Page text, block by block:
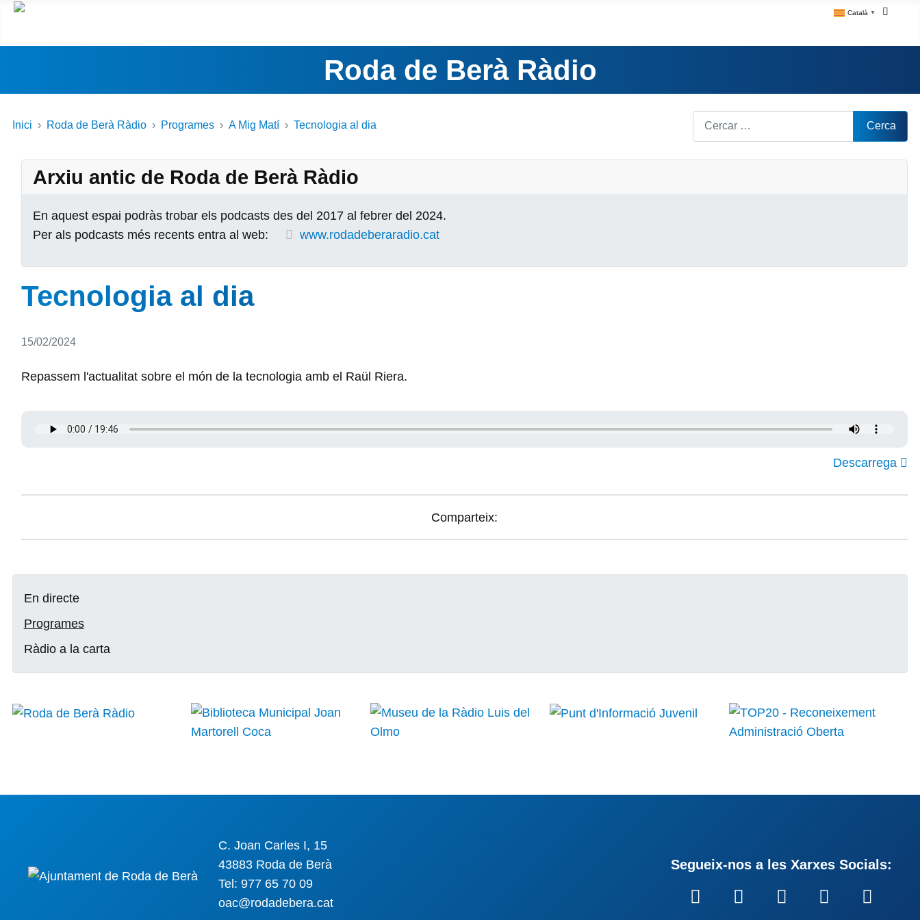
Català ▼
Roda de Berà Ràdio
Inici Roda de Berà Ràdio Programes A Mig Matí Tecnologia al dia Cerca Cerca
En directe
Programes
Ràdio a la carta
Arxiu antic de Roda de Berà Ràdio
En aquest espai podràs trobar els podcasts des del 2017 al febrer del 2024.
Per als podcasts més recents entra al web:
www.rodadeberaradio.cat
Tecnologia al dia
Detalls
15/02/2024
Repassem l'actualitat sobre el món de la tecnologia amb el Raül Riera.
Descarrega
Comparteix:
C. Joan Carles I, 15
43883 Roda de Berà
Tel: 977 65 70 09
oac@rodadebera.cat
Segueix-nos a les Xarxes Socials: